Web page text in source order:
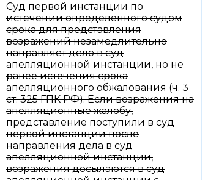
Суд первой инстанции по
истечении определенного судом
срока для представления
возражений незамедлительно
направляет дело в суд
апелляционной инстанции, но не
ранее истечения срока
апелляционного обжалования (ч. 3
ст. 325 ГПК РФ). Если возражения на
апелляционные жалобу,
представление поступили в суд
первой инстанции после
направления дела в суд
апелляционной инстанции,
возражения досылаются в суд